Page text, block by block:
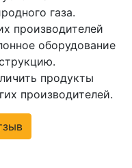
газа.
производителей
оборудование
продукты
производителей.